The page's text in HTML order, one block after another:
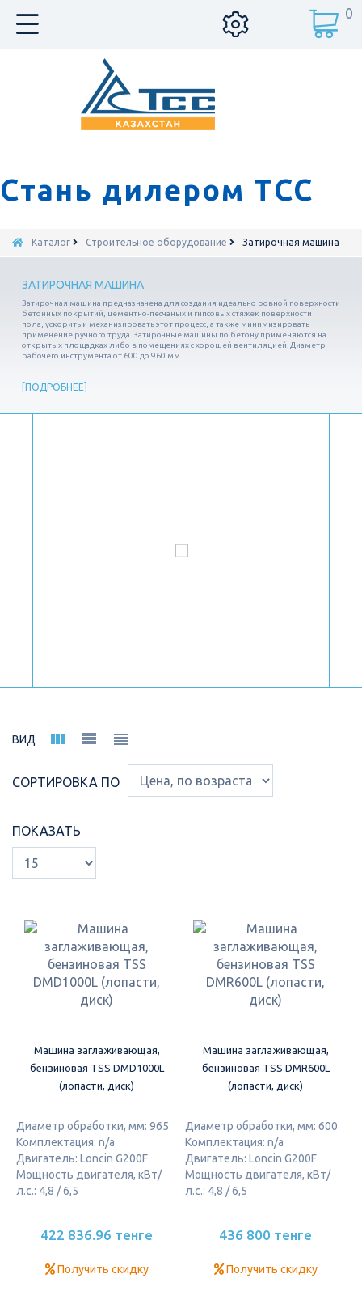
Стань дилером ТСС
0
Каталог Строительное оборудование Затирочная машина
ЗАТИРОЧНАЯ МАШИНА
Затирочная машина предназначена для создания идеально ровной поверхности
бетонных покрытий, цементно-песчаных и гипсовых стяжек поверхности
пола, ускорить и механизировать этот процесс, а также минимизировать
применение ручного труда. Затирочные машины по бетону применяются на
открытых площадках либо в помещениях с хорошей вентиляцией. Диаметр
рабочего инструмента от 600 до 960 мм. ...
ПОДРОБНЕЕ
ВИД
СОРТИРОВКА ПО
ПОКАЗАТЬ
Машина заглаживающая,
бензиновая TSS DMD1000L
(лопасти, диск)
Диаметр обработки, мм: 965
Комплектация: n/a
Двигатель: Loncin G200F
Мощность двигателя, кВт/
л.с.: 4,8 / 6,5
422 836.96 тенге
Получить скидку
Машина заглаживающая,
бензиновая TSS DMR600L
(лопасти, диск)
Диаметр обработки, мм: 600
Комплектация: n/a
Двигатель: Loncin G200F
Мощность двигателя, кВт/
л.с.: 4,8 / 6,5
436 800 тенге
Получить скидку